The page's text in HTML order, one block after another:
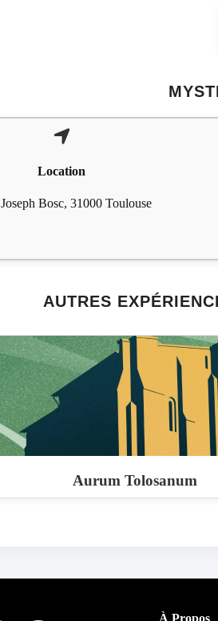
Location
Bosc, 31000 Toulouse
AUTRES
Aurum Tolosanum
À Propos